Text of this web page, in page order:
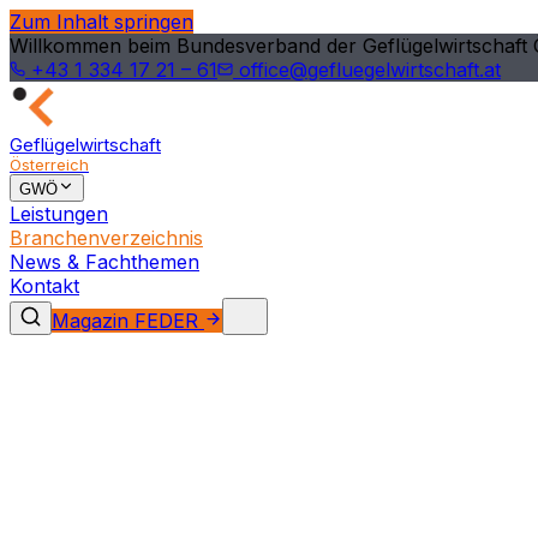
Zum Inhalt springen
Willkommen beim Bundesverband der Geflügelwirtschaft
+43 1 334 17 21 – 61
office@gefluegelwirtschaft.at
Geflügelwirtschaft
Österreich
GWÖ
Leistungen
Branchenverzeichnis
News & Fachthemen
Kontakt
Magazin FEDER